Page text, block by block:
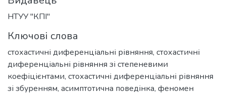
НТУУ "КПІ"
Ключові слова
стохастичні диференціальні рівняння, стохастичні
диференціальні рівняння зі степеневими
коефіцієнтами, стохастичні диференціальні рівняння
зі збуренням, асимптотична поведінка, феномен